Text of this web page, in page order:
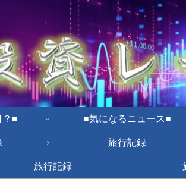
？■ ■気になるニュース■
旅行記録
旅行記録